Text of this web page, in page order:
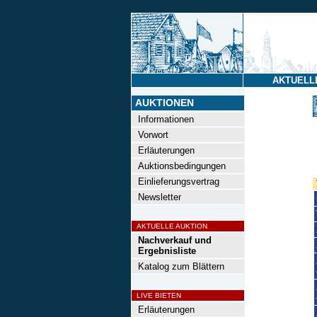
AUKTIONEN
Informationen
Vorwort
Erläuterungen
Auktionsbedingungen
Einlieferungsvertrag
Newsletter
AKTUELLE AUKTION
Nachverkauf und
Ergebnisliste
Katalog zum Blättern
LIVE BIETEN
Erläuterungen